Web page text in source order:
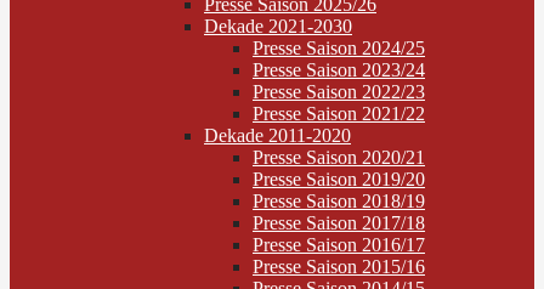
Presse Saison 2025/26
Dekade 2021-2030
Presse Saison 2024/25
Presse Saison 2023/24
Presse Saison 2022/23
Presse Saison 2021/22
Dekade 2011-2020
Presse Saison 2020/21
Presse Saison 2019/20
Presse Saison 2018/19
Presse Saison 2017/18
Presse Saison 2016/17
Presse Saison 2015/16